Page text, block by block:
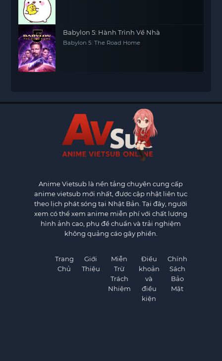
Babylon 5: Hành Trình Về Nhà
Babylon 5: The Road Home
Anime Vietsub là nền tảng chuyên cung cấp
anime vietsub mới nhất, được cập nhật liên tục
theo lịch phát sóng tại Nhật Bản. Tại đây, người
xem có thể xem anime miễn phí với chất lượng
hình ảnh cao, phụ đề chuẩn và trải nghiệm
không quảng cáo gây phiền.
Trang
Chủ
Giới
Thiệu
Miễn
Trừ
Trách
Nhiệm
Điều
khoản
và
điều
kiện
Chính
Sách
Bảo
Mật